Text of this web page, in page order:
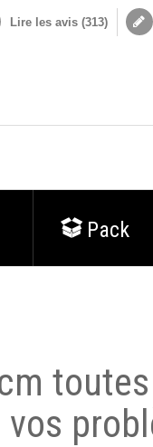
Lire les avis (313)
Pack